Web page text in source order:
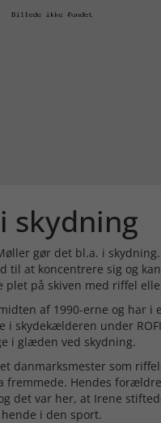
skydning
gør det bl.a. i
at koncentrere sig og
plet på skiven med riffel
af 1990-erne og har i
i skydekælderen under
i glæden ved skydning.
danmarksmester som
Hendes
det var her, at Irene
i den sport.